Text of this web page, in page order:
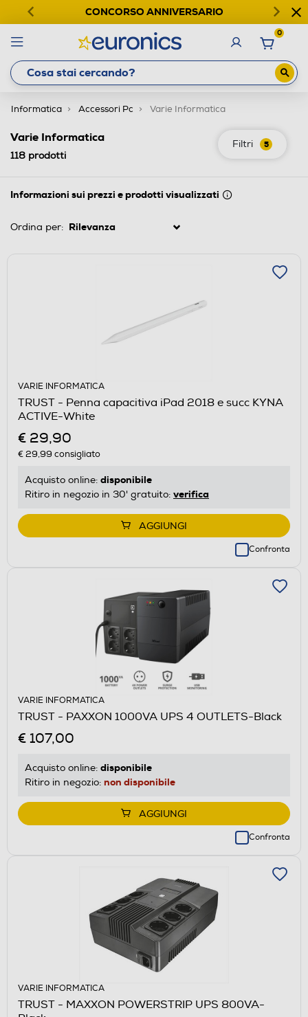
CONCORSO ANNIVERSARIO
0
Informatica Accessori Pc Varie Informatica
Filtri 5
Varie Informatica
118 prodotti
Informazioni sui prezzi e prodotti visualizzati
Ordina per:
VARIE INFORMATICA
TRUST - Penna capacitiva iPad 2018 e succ KYNA
ACTIVE-White
€ 29,90
€ 29,99 consigliato
Acquisto online: disponibile
Ritiro in negozio in 30' gratuito: verifica
AGGIUNGI
Confronta
VARIE INFORMATICA
TRUST - PAXXON 1000VA UPS 4 OUTLETS-Black
€ 107,00
Acquisto online: disponibile
Ritiro in negozio: non disponibile
AGGIUNGI
Confronta
VARIE INFORMATICA
TRUST - MAXXON POWERSTRIP UPS 800VA-